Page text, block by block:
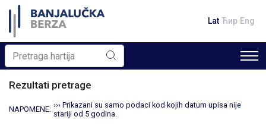
Lat Ћир Eng
Rezultati pretrage
NAPOMENE: ››› Prikazani su samo podaci kod kojih datum upisa nije
stariji od 5 godina.